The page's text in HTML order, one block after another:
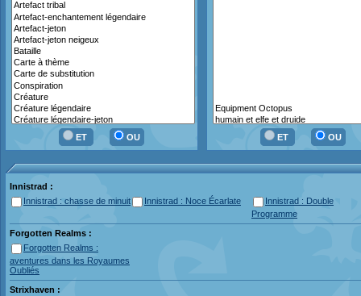
ET OU ET OU
Innistrad :
Innistrad : chasse de minuit
Innistrad : Noce Écarlate
Innistrad : Double
Programme
Forgotten Realms :
Forgotten Realms :
aventures dans les Royaumes
Oubliés
Strixhaven :